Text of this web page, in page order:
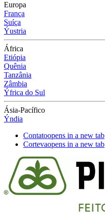
Europa
França
Suíça
Ýustria
África
Etiópia
Quênia
Tanzânia
Zâmbia
Ýfrica do Sul
Ásia-Pacífico
Ýndia
Contatoopens in a new tab
Cortevaopens in a new tab